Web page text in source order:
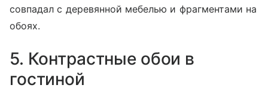
совпадал с деревянной мебелью и фрагментами на
обоях.
5. Контрастные обои в
гостиной